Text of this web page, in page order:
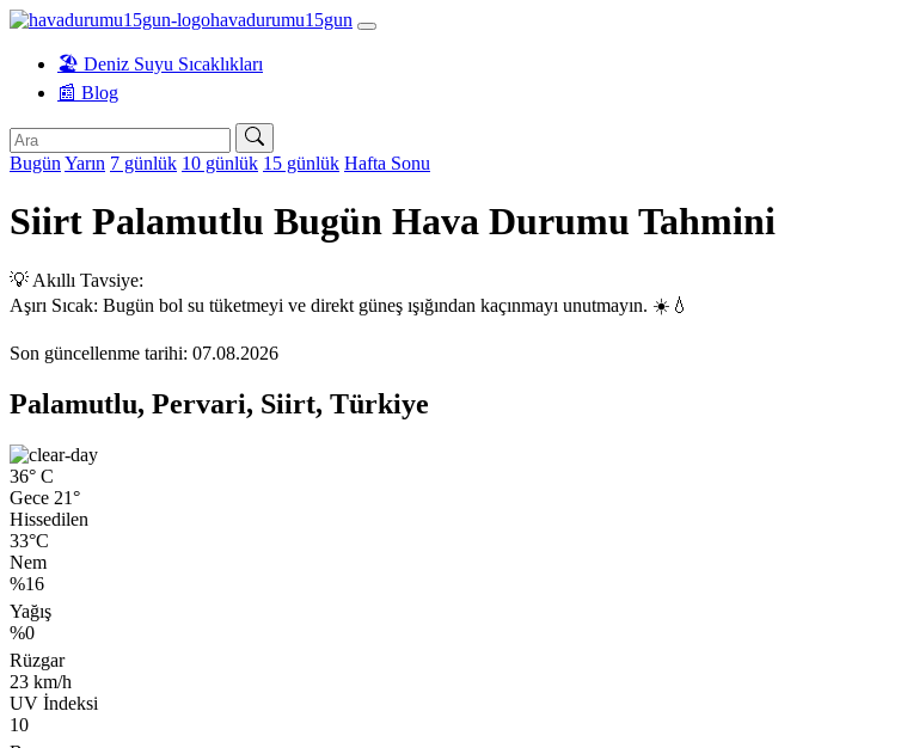
havadurumu15gun
🏖️ Deniz Suyu Sıcaklıkları
📰 Blog
Bugün Yarın 7 günlük 10 günlük 15 günlük Hafta Sonu
Siirt Palamutlu Bugün Hava Durumu Tahmini
💡 Akıllı Tavsiye:
Aşırı Sıcak: Bugün bol su tüketmeyi ve direkt güneş ışığından kaçınmayı unutmayın. ☀️💧
Son güncellenme tarihi: 07.08.2026
Palamutlu, Pervari, Siirt, Türkiye
36° C
Gece 21°
Hissedilen
33°C
Nem
%16
Yağış
%0
Rüzgar
23 km/h
UV İndeksi
10